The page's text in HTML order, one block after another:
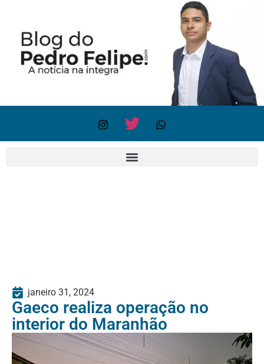
janeiro 31, 2024
Gaeco realiza operação no
interior do Maranhão